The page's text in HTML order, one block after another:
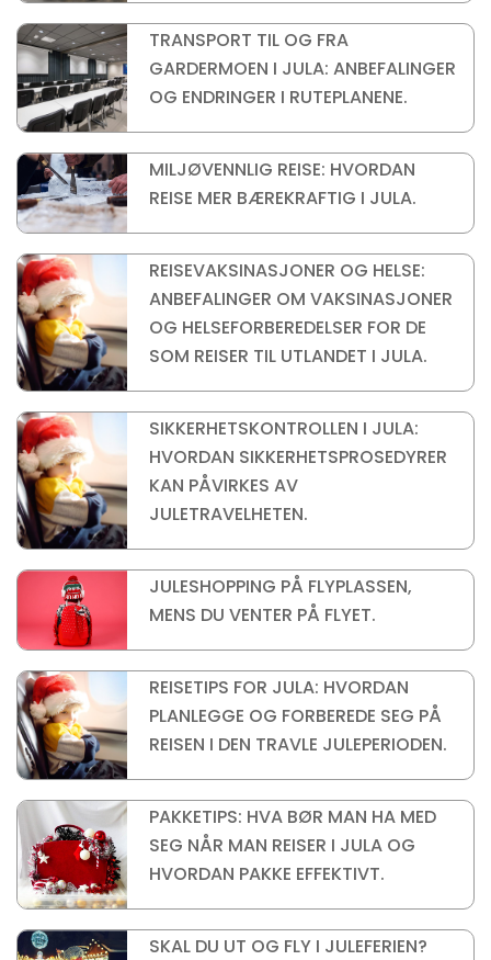
TRANSPORT TIL OG FRA
GARDERMOEN I JULA: ANBEFALINGER
OG ENDRINGER I RUTEPLANENE.
MILJØVENNLIG REISE: HVORDAN
REISE MER BÆREKRAFTIG I JULA.
REISEVAKSINASJONER OG HELSE:
ANBEFALINGER OM VAKSINASJONER
OG HELSEFORBEREDELSER FOR DE
SOM REISER TIL UTLANDET I JULA.
SIKKERHETSKONTROLLEN I JULA:
HVORDAN SIKKERHETSPROSEDYRER
KAN PÅVIRKES AV
JULETRAVELHETEN.
JULESHOPPING PÅ FLYPLASSEN,
MENS DU VENTER PÅ FLYET.
REISETIPS FOR JULA: HVORDAN
PLANLEGGE OG FORBEREDE SEG PÅ
REISEN I DEN TRAVLE JULEPERIODEN.
PAKKETIPS: HVA BØR MAN HA MED
SEG NÅR MAN REISER I JULA OG
HVORDAN PAKKE EFFEKTIVT.
SKAL DU UT OG FLY I JULEFERIEN?